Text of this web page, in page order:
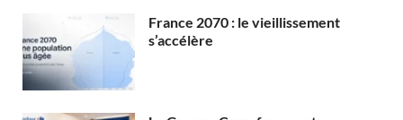
France 2070 : le vieillissement
s’accélère